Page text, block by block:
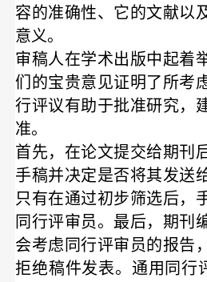
容的准确性、它的文献以
意义。
审稿人在学术出版中起着
们的宝贵意见证明了所考
行评议有助于批准研究，
准。
首先，在论文提交给期刊
手稿并决定是否将其发送
只有在通过初步筛选后，
同行评审员。最后，期刊
会考虑同行评审员的报告
拒绝稿件发表。通用同行